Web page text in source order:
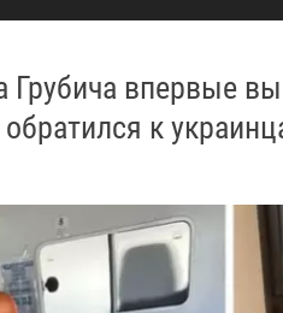
Грубича впервые
к